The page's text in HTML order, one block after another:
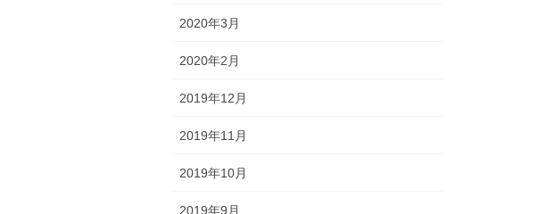
2020年3月
2020年2月
2019年12月
2019年11月
2019年10月
2019年9月